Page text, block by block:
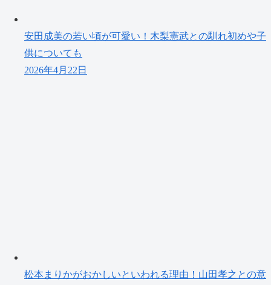
安田成美の若い頃が可愛い！木梨憲武との馴れ初めや子
供についても
2026年4月22日
松本まりかがおかしいといわれる理由！山田孝之との意